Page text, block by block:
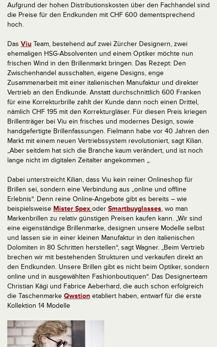
Aufgrund der hohen Distributionskosten über den Fachhandel sind
die Preise für den Endkunden mit CHF 600 dementsprechend
hoch.
Das Viu Team, bestehend auf zwei Zürcher Designern, zwei
ehemaligen HSG-Absolventen und einem Optiker möchte nun
frischen Wind in den Brillenmarkt bringen. Das Rezept: Den
Zwischenhandel ausschalten, eigene Designs, enge
Zusammenarbeit mit einer italienischen Manufaktur und direkter
Vertrieb an den Endkunde. Anstatt durchschnittlich 600 Franken
für eine Korrekturbrille zahlt der Kunde dann noch einen Drittel,
nämlich CHF 195 mit den Korrekturgläser. Für diesen Preis kriegen
Brillenträger bei Viu ein frisches und modernes Design, sowie
handgefertigte Brillenfassungen. Fielmann habe vor 40 Jahren den
Markt mit einem neuen Vertriebssystem revolutioniert, sagt Kilian.
„Aber seitdem hat sich die Branche kaum verändert, und ist noch
lange nicht im digitalen Zeitalter angekommen „.
Dabei unterstreicht Kilian, dass Viu kein reiner Onlineshop für
Brillen sei, sondern eine Verbindung aus „online und offline
Erlebnis“. Denn reine Online-Angebote gibt es bereits – wie
beispielsweise Mister Spex oder Smartbuyglasses, wo man
Markenbrillen zu relativ günstigen Preisen kaufen kann. „Wir sind
eine eigenständige Brillenmarke, designen unsere Modelle selbst
und lassen sie in einer kleinen Manufaktur in den italienischen
Dolomiten in 80 Schritten herstellen“, sagt Wagner. „Beim Vertrieb
brechen wir mit bestehenden Strukturen und verkaufen direkt an
den Endkunden. Unsere Brillen gibt es nicht beim Optiker, sondern
online und in ausgewählten Fashionboutiquen“. Das Designerteam
Christian Kägi und Fabrice Aeberhard, die auch schon erfolgreich
die Taschenmarke Qwstion etabliert haben, entwarf für die erste
Kollektion 14 Modelle